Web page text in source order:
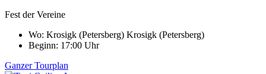
Fest der Vereine
Wo: Krosigk (Petersberg) Krosigk (Petersberg)
Beginn: 17:00 Uhr
Ganzer Tourplan